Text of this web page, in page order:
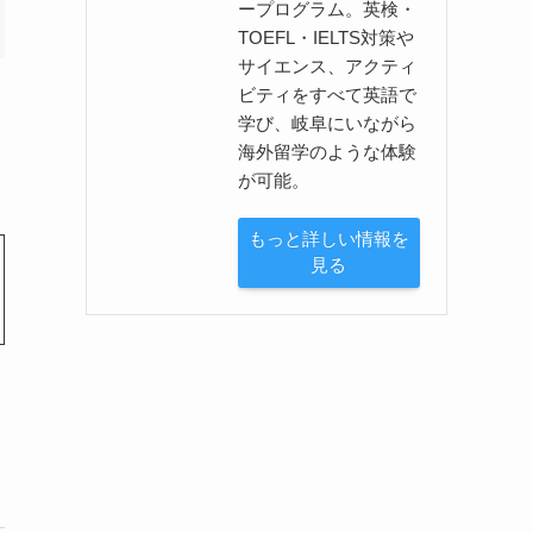
ープログラム。英検・
TOEFL・IELTS対策や
サイエンス、アクティ
ビティをすべて英語で
学び、岐阜にいながら
海外留学のような体験
が可能。
もっと詳しい情報を
見る